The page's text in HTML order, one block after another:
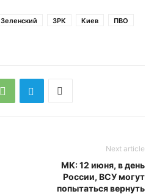
Зеленский ЗРК Киев
ПВО
Next article
МК: 12 июня, в день
России, ВСУ могут
попытаться вернуть